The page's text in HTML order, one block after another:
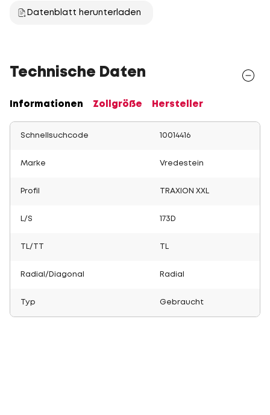
Datenblatt herunterladen
Technische Daten
Informationen Zollgröße Hersteller
Schnellsuchcode 10014416
Marke Vredestein
Profil TRAXION XXL
L/S 173D
TL/TT
Radial/Diagonal Radial
Typ Gebraucht